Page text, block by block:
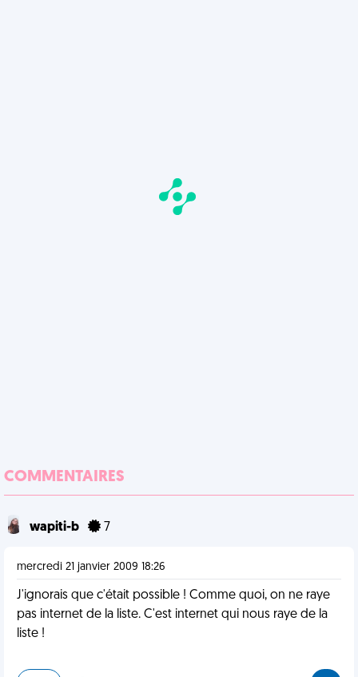
COMMENTAIRES
wapiti-b 7
mercredi 21 janvier 2009 18:26
J'ignorais que c'était possible ! Comme quoi, on ne raye
pas internet de la liste. C'est internet qui nous raye de la
liste !